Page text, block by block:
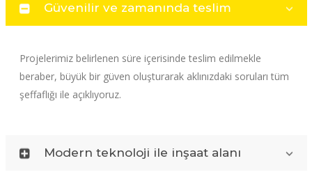
Güvenilir ve zamanında teslim
Projelerimiz belirlenen süre içerisinde teslim edilmekle
beraber, büyük bir güven oluşturarak aklınızdaki soruları tüm
şeffaflığı ile açıklıyoruz.
Modern teknoloji ile inşaat alanı